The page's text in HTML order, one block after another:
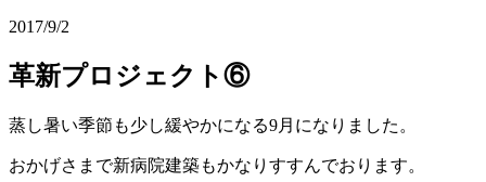
2017/9/2
革新プロジェクト⑥
蒸し暑い季節も少し緩やかになる9月になりました。
おかげさまで新病院建築もかなりすすんでおります。